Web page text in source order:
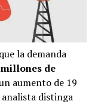
la demanda
millones de
aumento de 19
distinga